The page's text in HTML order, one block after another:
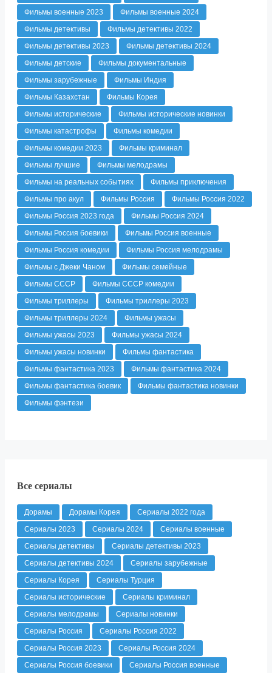
Фильмы военные 2023
Фильмы военные 2024
Фильмы детективы
Фильмы детективы 2022
Фильмы детективы 2023
Фильмы детективы 2024
Фильмы детские
Фильмы документальные
Фильмы зарубежные
Фильмы Индия
Фильмы Казахстан
Фильмы Корея
Фильмы исторические
Фильмы исторические новинки
Фильмы катастрофы
Фильмы комедии
Фильмы комедии 2023
Фильмы криминал
Фильмы лучшие
Фильмы мелодрамы
Фильмы на реальных событиях
Фильмы приключения
Фильмы про акул
Фильмы Россия
Фильмы Россия 2022
Фильмы Россия 2023 года
Фильмы Россия 2024
Фильмы Россия боевики
Фильмы Россия военные
Фильмы Россия комедии
Фильмы Россия мелодрамы
Фильмы с Джеки Чаном
Фильмы семейные
Фильмы СССР
Фильмы СССР комедии
Фильмы триллеры
Фильмы триллеры 2023
Фильмы триллеры 2024
Фильмы ужасы
Фильмы ужасы 2023
Фильмы ужасы 2024
Фильмы ужасы новинки
Фильмы фантастика
Фильмы фантастика 2023
Фильмы фантастика 2024
Фильмы фантастика боевик
Фильмы фантастика новинки
Фильмы фэнтези
Все сериалы
Дорамы Дорамы Корея
Сериалы 2022 года
Сериалы 2023
Сериалы 2024
Сериалы военные
Сериалы детективы
Сериалы детективы 2023
Сериалы детективы 2024
Сериалы зарубежные
Сериалы Корея
Сериалы Турция
Сериалы исторические
Сериалы криминал
Сериалы мелодрамы
Сериалы новинки
Сериалы Россия
Сериалы Россия 2022
Сериалы Россия 2023
Сериалы Россия 2024
Сериалы Россия боевики
Сериалы Россия военные